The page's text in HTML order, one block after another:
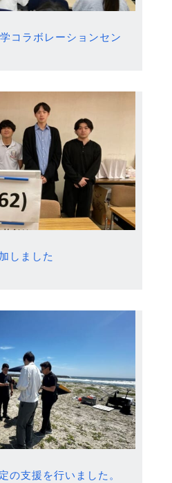
コラボレーションセン
しました
の支援を行いました。